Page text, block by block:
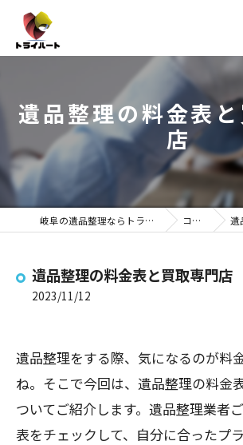
遺品整理の料金表
店
岐阜の遺品整理ならトライハート コラム 遺
遺品整理の料金表と買取専門店
2023/11/12
遺品整理をする際、気になるのが料
ね。そこで今回は、遺品整理の料金
ついてご紹介します。遺品整理業者
表をチェックして、自分に合ったプ